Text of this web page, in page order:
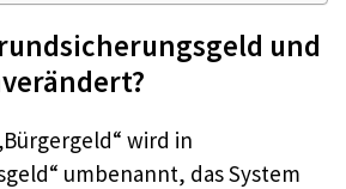
und
wird in
umbenannt, das System